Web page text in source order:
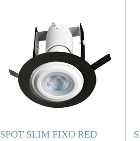
SPOT SLIM FIXO RED